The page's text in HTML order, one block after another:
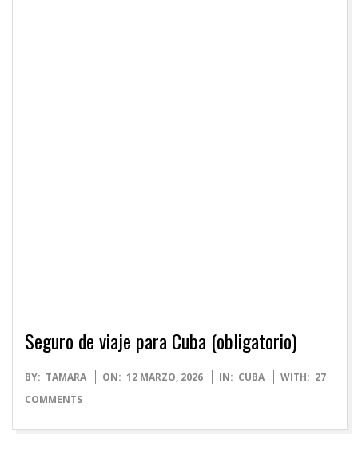
Seguro de viaje para Cuba (obligatorio)
2026-
03-
BY: TAMARA ON: 12 MARZO, 2026 IN: CUBA WITH: 27
COMMENTS